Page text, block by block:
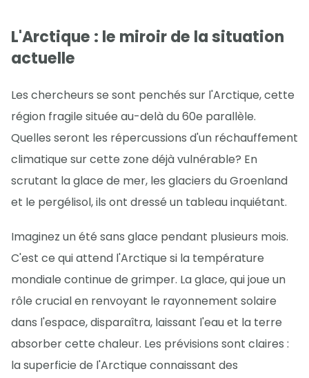
L'Arctique : le miroir de la situation
actuelle
Les chercheurs se sont penchés sur l'Arctique, cette
région fragile située au-delà du 60e parallèle.
Quelles seront les répercussions d'un réchauffement
climatique sur cette zone déjà vulnérable? En
scrutant la glace de mer, les glaciers du Groenland
et le pergélisol, ils ont dressé un tableau inquiétant.
Imaginez un été sans glace pendant plusieurs mois.
C'est ce qui attend l'Arctique si la température
mondiale continue de grimper. La glace, qui joue un
rôle crucial en renvoyant le rayonnement solaire
dans l'espace, disparaîtra, laissant l'eau et la terre
absorber cette chaleur. Les prévisions sont claires :
la superficie de l'Arctique connaissant des